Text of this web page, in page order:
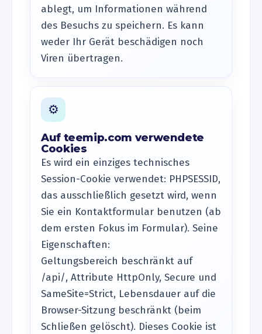
ablegt, um Informationen während
des Besuchs zu speichern. Es kann
weder Ihr Gerät beschädigen noch
Viren übertragen.
⚙️
Auf teemip.com verwendete
Cookies
Es wird ein einziges technisches
Session-Cookie verwendet: PHPSESSID,
das ausschließlich gesetzt wird, wenn
Sie ein Kontaktformular benutzen (ab
dem ersten Fokus im Formular). Seine
Eigenschaften:
Geltungsbereich beschränkt auf
/api/, Attribute HttpOnly, Secure und
SameSite=Strict, Lebensdauer auf die
Browser-Sitzung beschränkt (beim
Schließen gelöscht). Dieses Cookie ist